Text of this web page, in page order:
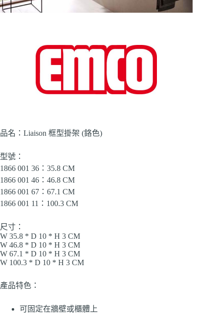
品名：Liaison 框型掛架 (鉻色)
型號：
1866 001 36：35.8 CM
1866 001 46：46.8 CM
1866 001 67：67.1 CM
1866 001 11：100.3 CM
尺寸：
W 35.8 * D 10 * H 3 CM
W 46.8 * D 10 * H 3 CM
W 67.1 * D 10 * H 3 CM
W 100.3 * D 10 * H 3 CM
產品特色：
可固定在牆壁或櫃體上